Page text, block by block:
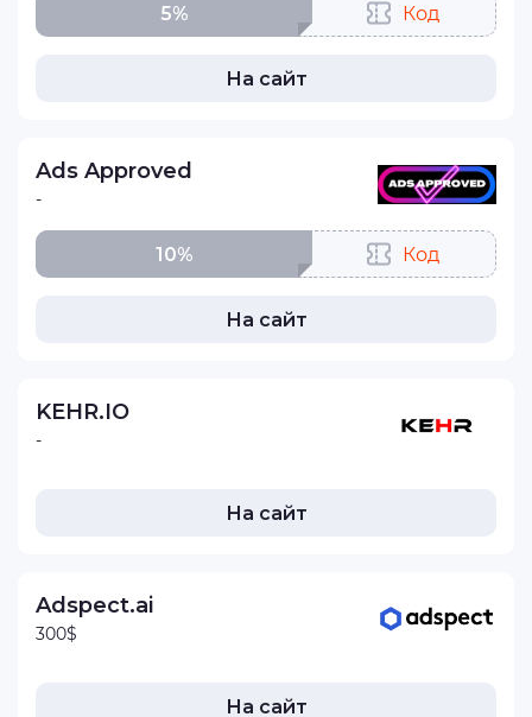
5% Код
На сайт
Ads Approved
-
10% Код
На сайт
KEHR.IO
-
На сайт
Adspect.ai
300$
На сайт